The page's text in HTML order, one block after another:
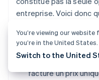
entreprise. Voici donc
tarification
facture un prix
You’re viewing our
you’re in the United States.
Switch to the United